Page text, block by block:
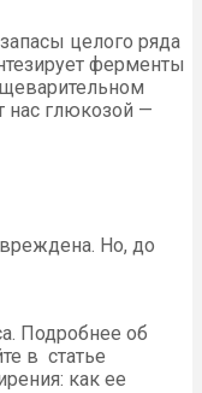
целого ряда
ферменты
нас глюкозой —
Но, до
Подробнее об
в статье
как ее